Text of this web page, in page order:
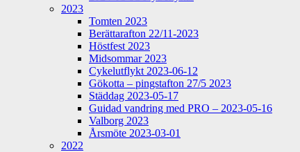
2023
Tomten 2023
Berättarafton 22/11-2023
Höstfest 2023
Midsommar 2023
Cykelutflykt 2023-06-12
Gökotta – pingstafton 27/5 2023
Städdag 2023-05-17
Guidad vandring med PRO – 2023-05-16
Valborg 2023
Årsmöte 2023-03-01
2022